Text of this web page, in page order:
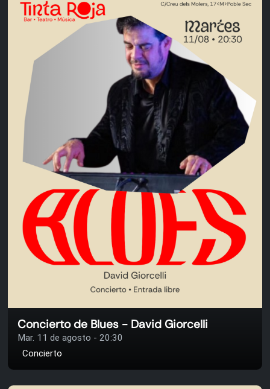
Concierto de Blues - David Giorcelli
Mar. 11 de agosto - 20:30
Concierto